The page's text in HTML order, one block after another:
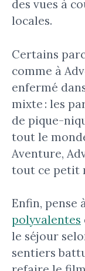
des vues à
locales.
Certains
comme à
enfermé
mixte : les
de pique-
tout le
Aventure,
tout ce petit
Enfin, pense
polyvalentes
le séjour
sentiers